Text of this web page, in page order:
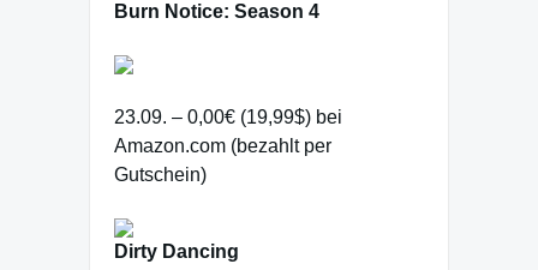
Burn Notice: Season 4
23.09. – 0,00€ (19,99$) bei
Amazon.com (bezahlt per
Gutschein)
Dirty Dancing